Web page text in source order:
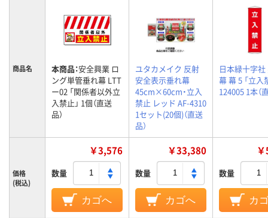
商品名 本商品：安全興業 ロ
ング単管垂れ幕 LTT
ー02 「関係者以外立
入禁止」 1個（直送
品）
ユタカメイク 反射
安全表示垂れ幕
45cm×60cm・立入
禁止 レッド AF-4310
1セット(20個)（直送
品）
日本緑十字社
幕 幕 5 「立入
124005 1本（
価格
(税込)
￥3,576
数量
カゴへ
￥33,380
数量
カゴへ
数量
カ